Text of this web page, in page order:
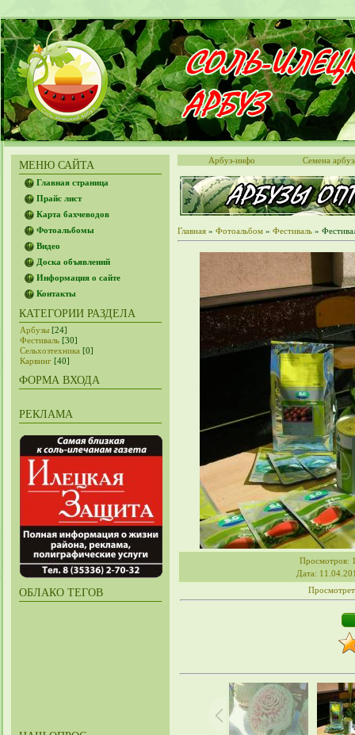
МЕНЮ САЙТА
Главная страница
Прайс лист
Карта бахчеводов
Фотоальбомы
Видео
Доска объявлений
Информация о сайте
Контакты
КАТЕГОРИИ РАЗДЕЛА
Арбузы [24]
Фестиваль [30]
Сельхозтехника [0]
Карвинг [40]
ФОРМА ВХОДА
РЕКЛАМА
ОБЛАКО ТЕГОВ
Арбуз-инфо Семена
Главная » Фотоальбом » Фестиваль »
Просмотров:
Дата: